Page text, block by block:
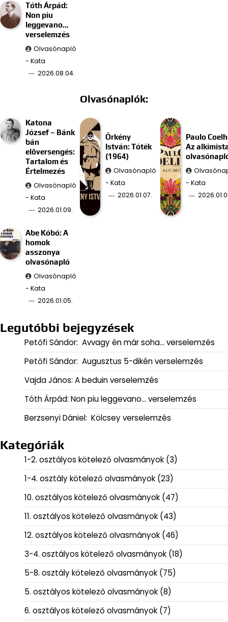
Tóth Árpád:
Non piu
leggevano…
verselemzés
Olvasónapló
- Kata
2026.08.04.
Olvasónaplók:
Katona
József – Bánk
bán
előversengés:
Tartalom és
Értelmezés
Olvasónapló
- Kata
2026.01.09.
Örkény
István: Tóték
(1964)
Olvasónapló
- Kata
2026.01.07.
Paulo
Az
- Kata
Abe Kóbó: A
homok
asszonya
olvasónapló
Olvasónapló
- Kata
2026.01.05.
Legutóbbi bejegyzések
Petőfi Sándor: Avvagy én már soha… verselemzés
Petőfi Sándor: Augusztus 5-dikén verselemzés
Vajda János: A beduin verselemzés
Tóth Árpád: Non piu leggevano… verselemzés
Berzsenyi Dániel: Kölcsey verselemzés
Kategóriák
1-2. osztályos kötelező olvasmányok (3)
1-4. osztály kötelező olvasmányok (23)
10. osztályos kötelező olvasmányok (47)
11. osztályos kötelező olvasmányok (43)
12. osztályos kötelező olvasmányok (46)
3-4. osztályos kötelező olvasmányok (18)
5-8. osztály kötelező olvasmányok (75)
5. osztályos kötelező olvasmányok (8)
6. osztályos kötelező olvasmányok (7)